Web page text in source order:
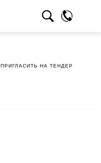
ПРИГЛАСИТЬ НА ТЕНДЕР